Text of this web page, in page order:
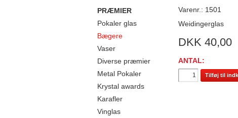
PRÆMIER
Pokaler glas
Bægere
Vaser
Diverse præmier
Metal Pokaler
Krystal awards
Karafler
Vinglas
Varenr.: 1501
Weidingerglas
DKK 40,00
ANTAL:
Tilføj til